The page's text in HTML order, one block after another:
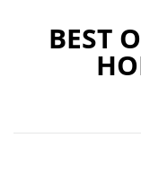
BEST